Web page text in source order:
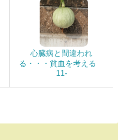
心臓病と間違われ
る・・・貧血を考える
11-